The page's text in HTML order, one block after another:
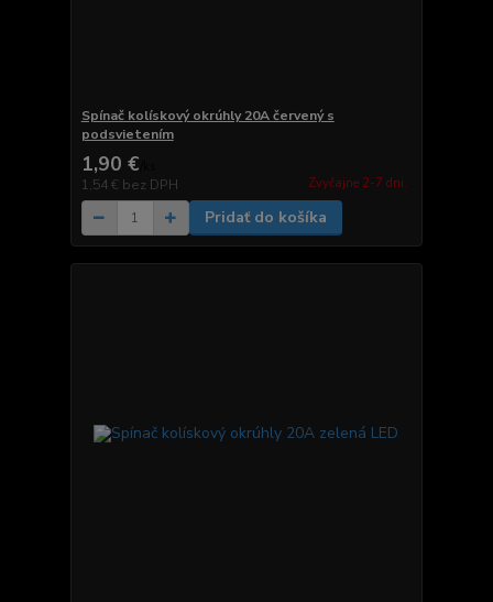
Spínač kolískový okrúhly 20A červený s
podsvietením
1,90 €
1,54 € bez DPH Zvyčajne 2-7 dni.
Pridať do košíka